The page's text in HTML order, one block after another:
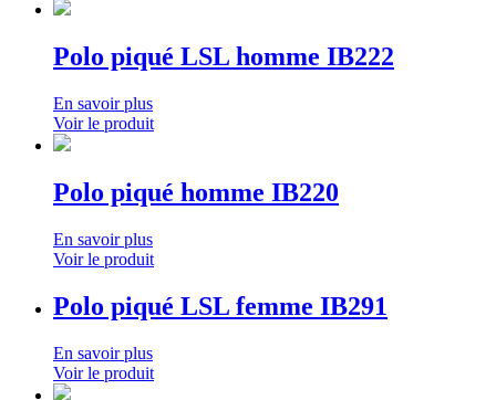
Polo piqué LSL homme IB222
En savoir plus
Voir le produit
Polo piqué homme IB220
En savoir plus
Voir le produit
Polo piqué LSL femme IB291
En savoir plus
Voir le produit